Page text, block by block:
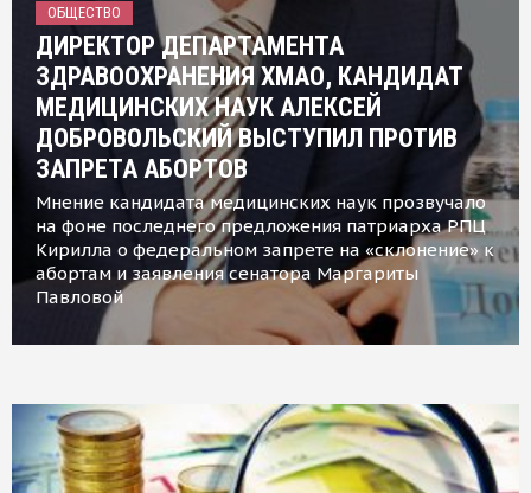
ОБЩЕСТВО
ДИРЕКТОР ДЕПАРТАМЕНТА
ЗДРАВООХРАНЕНИЯ ХМАО, КАНДИДАТ
МЕДИЦИНСКИХ НАУК АЛЕКСЕЙ
ДОБРОВОЛЬСКИЙ ВЫСТУПИЛ ПРОТИВ
ЗАПРЕТА АБОРТОВ
Мнение кандидата медицинских наук прозвучало
на фоне последнего предложения патриарха РПЦ
Кирилла о федеральном запрете на «склонение» к
абортам и заявления сенатора Маргариты
Павловой